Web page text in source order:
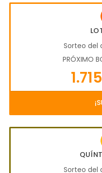
Sorteo del
PRÓXIMO
Sorteo del